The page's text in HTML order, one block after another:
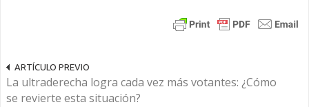
ARTÍCULO PREVIO
La ultraderecha logra cada vez más votantes: ¿Cómo
se revierte esta situación?